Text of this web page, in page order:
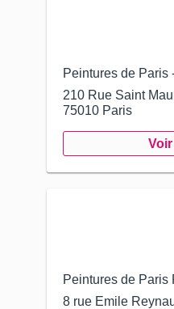
Peintures de Paris
210 Rue Saint
75010 Paris
Peintures de Paris
8 rue Emile